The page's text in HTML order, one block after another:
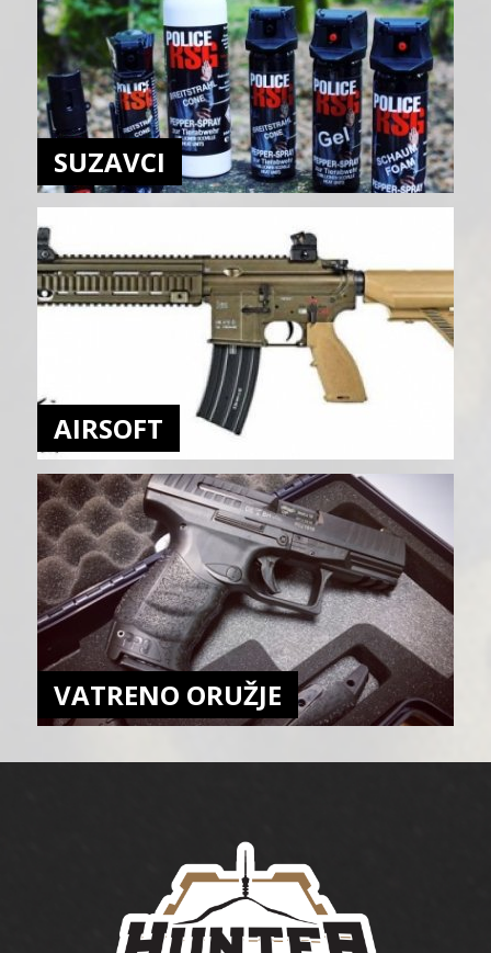
SUZAVCI
AIRSOFT
VATRENO ORUŽJE